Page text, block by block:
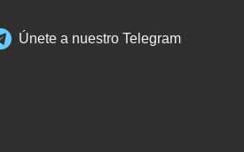
Únete a nuestro Telegram